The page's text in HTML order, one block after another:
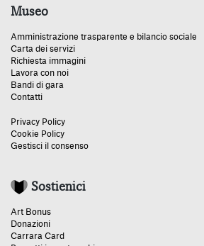
Museo
Amministrazione trasparente e bilancio sociale
Carta dei servizi
Richiesta immagini
Lavora con noi
Bandi di gara
Contatti
Privacy Policy
Cookie Policy
Gestisci il consenso
Sostienici
Art Bonus
Donazioni
Carrara Card